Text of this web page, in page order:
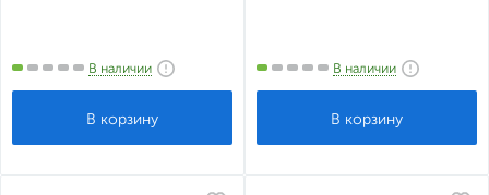
В наличии В наличии